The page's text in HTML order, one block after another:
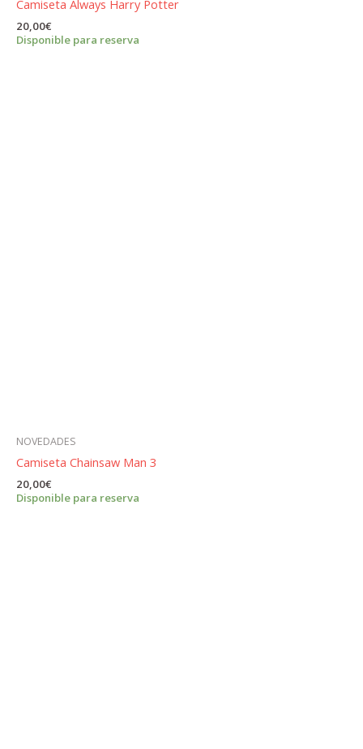
Camiseta Always Harry Potter
20,00€
Disponible para reserva
NOVEDADES
Camiseta Chainsaw Man 3
20,00€
Disponible para reserva